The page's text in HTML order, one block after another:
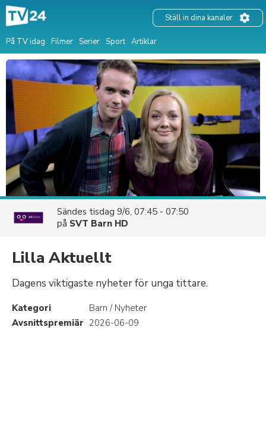
På TV idag Filmer Serier Sport Artiklar
Ställ in dina kanaler
Sändes tisdag 9/6, 07:45 - 07:50
på SVT Barn HD
Lilla Aktuellt
Dagens viktigaste nyheter för unga tittare.
Kategori
Barn / Nyheter
Avsnittspremiär 2026-06-09